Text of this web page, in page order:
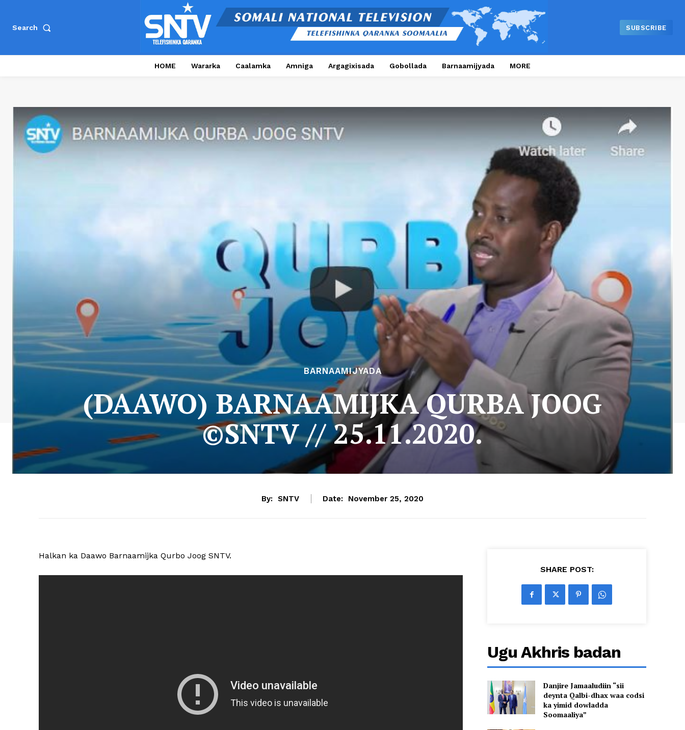
Search SUBSCRIBE
HOME Wararka Caalamka Amniga Argagixisada Gobollada Barnaamijyada MORE
BARNAAMIJYADA
(DAAWO) BARNAAMIJKA QURBA JOOG
©SNTV // 25.11.2020.
By: SNTV Date: November 25, 2020
Halkan ka Daawo Barnaamijka Qurbo Joog SNTV.
SHARE POST:
Ugu Akhris badan
Danjire Jamaaludiin “sii
deynta Qalbi-dhax waa codsi
ka yimid dowladda
Soomaaliya”